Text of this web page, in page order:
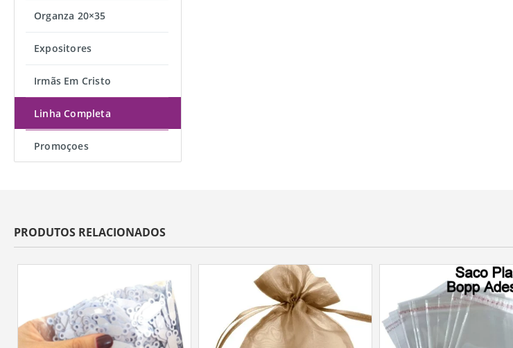
Organza 20×35
Expositores
Irmãs Em Cristo
Linha Completa
Promoçoes
PRODUTOS RELACIONADOS